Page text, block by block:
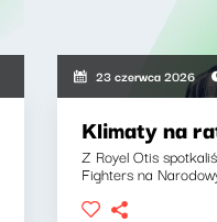
23 czerwca 2026
Klimaty na
Z Royel Otis
Fighters na